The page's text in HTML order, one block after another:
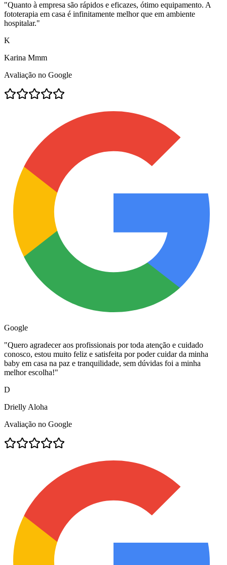
"Quanto à empresa são rápidos e eficazes, ótimo equipamento. A
fototerapia em casa é infinitamente melhor que em ambiente
hospitalar."
K
Karina Mmm
Avaliação no Google
Google
"Quero agradecer aos profissionais por toda atenção e cuidado
conosco, estou muito feliz e satisfeita por poder cuidar da minha
baby em casa na paz e tranquilidade, sem dúvidas foi a minha
melhor escolha!"
D
Drielly Aloha
Avaliação no Google